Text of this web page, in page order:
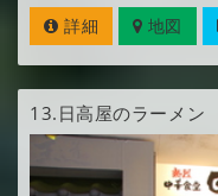
詳細 地図
13. 日高屋のラーメン